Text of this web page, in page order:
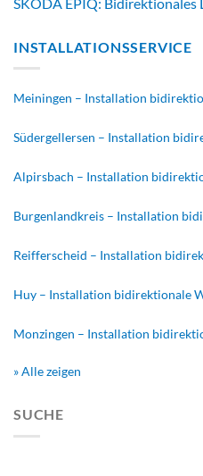
INSTALLATIONSSERVICE
Meiningen – Installation
Südergellersen – Installation
Alpirsbach – Installation
Burgenlandkreis – Installation
Reifferscheid – Installation
Huy – Installation bidirektionale
Monzingen – Installation
» Alle zeigen
SUCHE